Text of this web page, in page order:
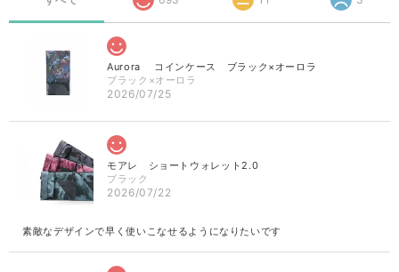
Aurora コインケース ブラック×オーロラ
ブラック×オーロラ
2026/07/25
モアレ ショートウォレット2.0
ブラック
2026/07/22
素敵なデザインで早く使いこなせるようになりたいです